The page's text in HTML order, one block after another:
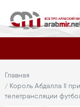
основному
содержанию
Меню
учётной
навигация
Строка
навигации
Главная
Король Абдалла II
телетрансляции